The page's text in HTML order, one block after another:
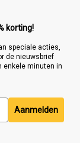
korting!
speciale acties,
de nieuwsbrief
enkele minuten in
Aanmelden